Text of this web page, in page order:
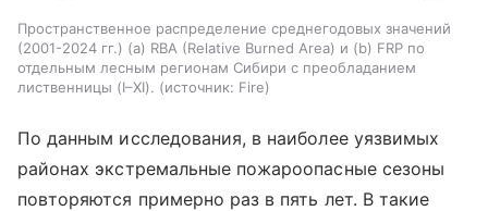
Пространственное распределение среднегодовых значений
(2001-2024 гг.) (а) RBA (Relative Burned Area) и (b) FRP по
отдельным лесным регионам Сибири с преобладанием
лиственницы (I–XI).
источник: Fire
По данным исследования, в наиболее уязвимых
районах экстремальные пожароопасные сезоны
повторяются примерно раз в пять лет. В такие